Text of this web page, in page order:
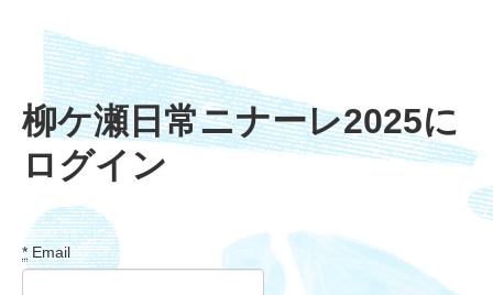
柳ケ瀬日常ニナーレ2025に
ログイン
*Email